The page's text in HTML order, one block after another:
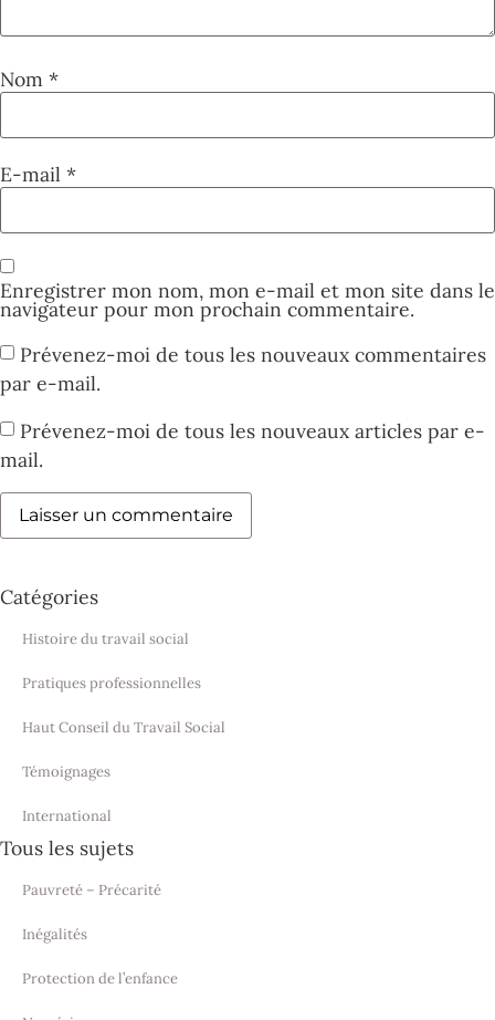
Nom *
E-mail *
Enregistrer mon nom, mon e-mail et mon site dans le
navigateur pour mon prochain commentaire.
Prévenez-moi de tous les nouveaux commentaires
par e-mail.
Prévenez-moi de tous les nouveaux articles par e-
mail.
Catégories
Histoire du travail social
Pratiques professionnelles
Haut Conseil du Travail Social
Témoignages
International
Tous les sujets
Pauvreté – Précarité
Inégalités
Protection de l’enfance